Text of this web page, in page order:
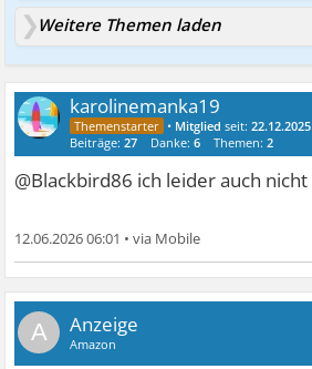
Weitere Themen laden
karolinemanka19
• Mitglied seit:22.12.2025
Beiträge:27 Danke:6 Themen:2
@Blackbird86 ich leider auch nicht
12.06.2026 06:01 •
A